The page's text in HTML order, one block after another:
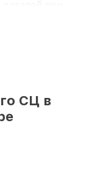
и пыли,
Artel в
только
СЦ в